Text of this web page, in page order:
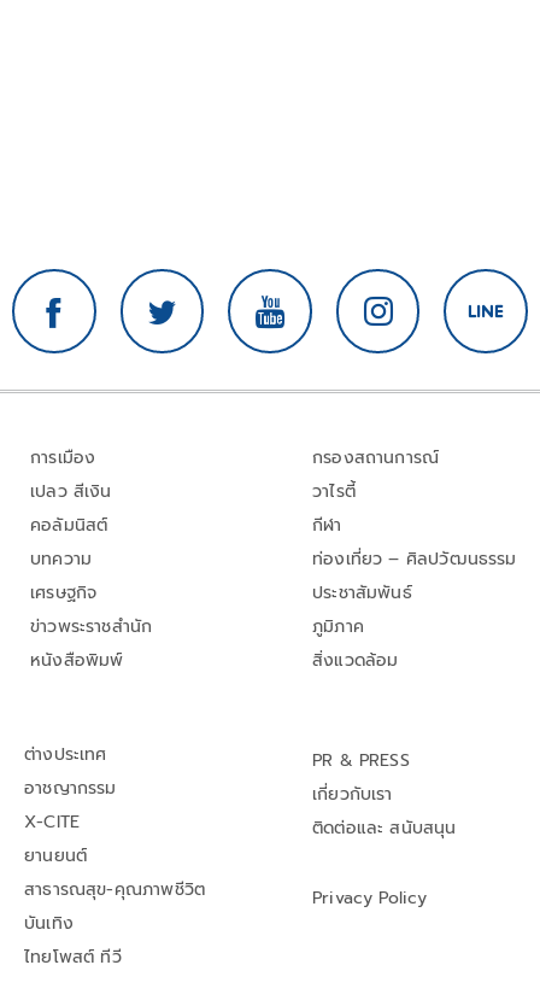
การเมือง
เปลว สีเงิน
คอลัมนิสต์
บทความ
เศรษฐกิจ
ข่าวพระราชสำนัก
หนังสือพิมพ์
กรองสถานการณ์
วาไรตี้
กีฬา
ท่องเที่ยว – ศิลปวัฒนธรรม
ประชาสัมพันธ์
ภูมิภาค
สิ่งแวดล้อม
ต่างประเทศ
อาชญากรรม
X-CITE
ยานยนต์
สาธารณสุข-คุณภาพชีวิต
บันเทิง
ไทยโพสต์ ทีวี
PR & PRESS
เกี่ยวกับเรา
ติดต่อและ สนับสนุน
Privacy Policy